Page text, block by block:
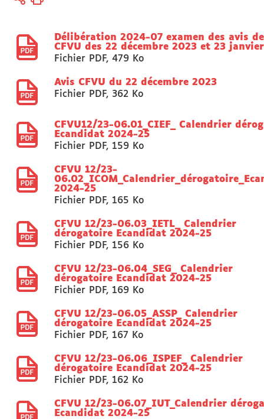
Organisation
Conseils,
Sections
disciplinaires
Délibération 2024-07 examen des avis
CFVU des 22 décembre 2023 et 23
Fichier PDF, 479 Ko
Avis CFVU du 22 décembre 2023
Fichier PDF, 362 Ko
CFVU12/23-06.01_CIEF_ Calendrier
Ecandidat 2024-25
Fichier PDF, 159 Ko
CFVU 12/23-
2024-25
Fichier PDF, 165 Ko
CFVU 12/23-06.03_IETL_ Calendrier
dérogatoire Ecandidat 2024-25
Fichier PDF, 156 Ko
CFVU 12/23-06.04_SEG_ Calendrier
dérogatoire Ecandidat 2024-25
Fichier PDF, 169 Ko
CFVU 12/23-06.05_ASSP_ Calendrier
dérogatoire Ecandidat 2024-25
Fichier PDF, 167 Ko
CFVU 12/23-06.06_ISPEF_ Calendrier
dérogatoire Ecandidat 2024-25
Fichier PDF, 162 Ko
CFVU 12/23-06.07_IUT_Calendrier
Ecandidat 2024-25